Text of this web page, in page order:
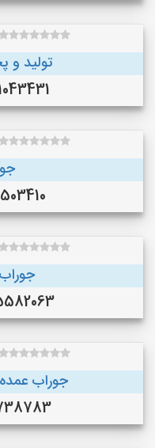
تولید و
جوراب